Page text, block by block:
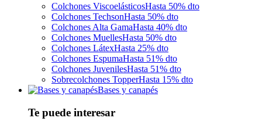
Colchones ViscoelásticosHasta 50% dto
Colchones TechsonHasta 50% dto
Colchones Alta GamaHasta 40% dto
Colchones MuellesHasta 50% dto
Colchones LátexHasta 25% dto
Colchones EspumaHasta 51% dto
Colchones JuvenilesHasta 51% dto
Sobrecolchones TopperHasta 15% dto
Bases y canapés
Te puede interesar